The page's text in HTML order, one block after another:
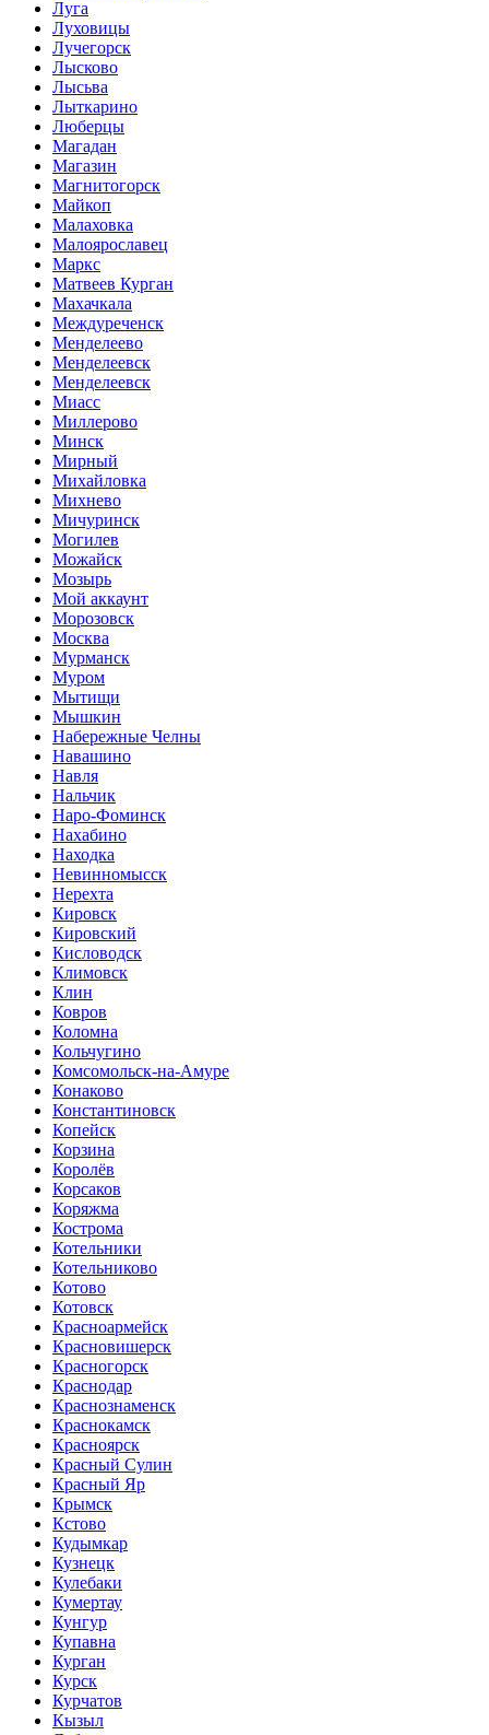
Луга
Луховицы
Лучегорск
Лысково
Лысьва
Лыткарино
Люберцы
Магадан
Магазин
Магнитогорск
Майкоп
Малаховка
Малоярославец
Маркс
Матвеев Курган
Махачкала
Междуреченск
Менделеево
Менделеевск
Менделеевск
Миасс
Миллерово
Минск
Мирный
Михайловка
Михнево
Мичуринск
Могилев
Можайск
Мозырь
Мой аккаунт
Морозовск
Москва
Мурманск
Муром
Мытищи
Мышкин
Набережные Челны
Навашино
Навля
Нальчик
Наро-Фоминск
Нахабино
Находка
Невинномысск
Нерехта
Кировск
Кировский
Кисловодск
Климовск
Клин
Ковров
Коломна
Кольчугино
Комсомольск-на-Амуре
Конаково
Константиновск
Копейск
Корзина
Королёв
Корсаков
Коряжма
Кострома
Котельники
Котельниково
Котово
Котовск
Красноармейск
Красновишерск
Красногорск
Краснодар
Краснознаменск
Краснокамск
Красноярск
Красный Сулин
Красный Яр
Крымск
Кстово
Кудымкар
Кузнецк
Кулебаки
Кумертау
Кунгур
Купавна
Курган
Курск
Курчатов
Кызыл